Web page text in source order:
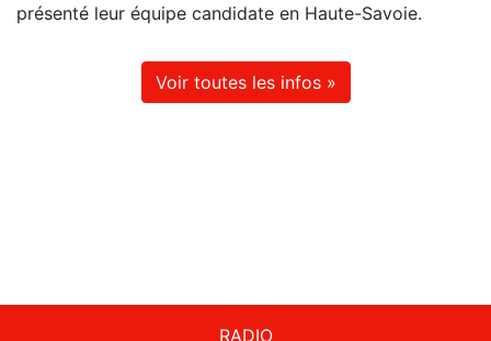
présenté leur équipe candidate en Haute-Savoie.
Voir toutes les infos »
RADIO